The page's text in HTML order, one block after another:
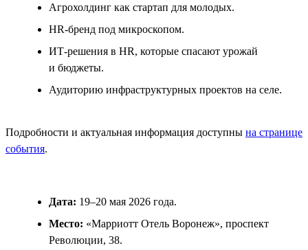
Агрохолдинг как стартап для молодых.
HR-бренд под микроскопом.
ИТ-решения в HR, которые спасают урожай
и бюджеты.
Аудиторию инфраструктурных проектов на селе.
Подробности и актуальная информация доступны на странице
события.
Дата: 19–20 мая 2026 года.
Место: «Марриотт Отель Воронеж», проспект
Революции, 38.